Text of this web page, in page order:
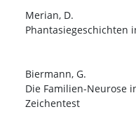
Merian, D.
Phantasiegeschichten
Biermann, G.
Die Familien-Neurose
Zeichentest